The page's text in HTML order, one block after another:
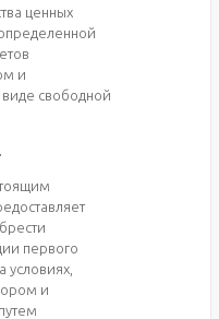
ценных
и
свободной
первого
условиях,
и